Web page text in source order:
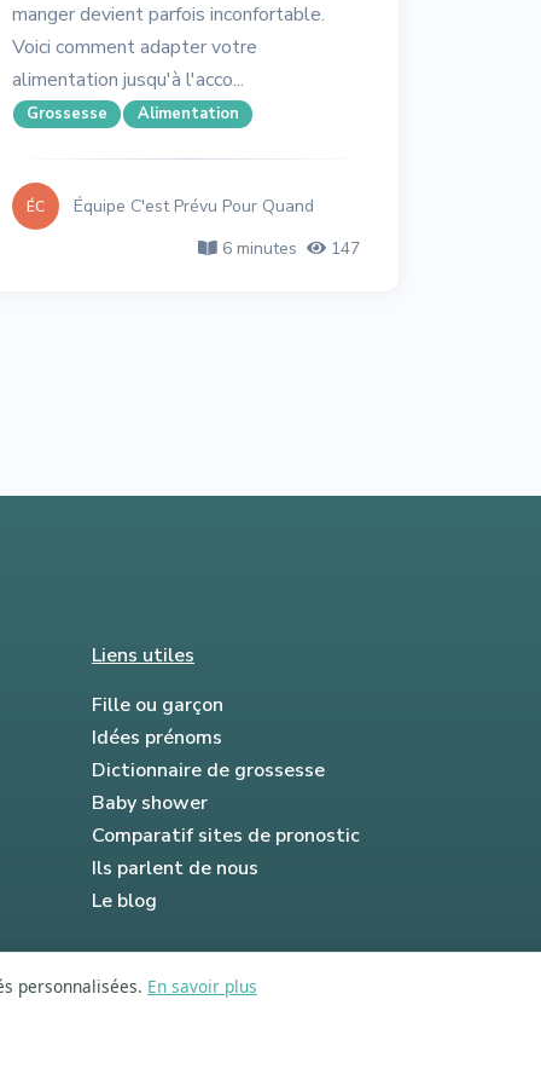
manger devient parfois inconfortable.
Voici comment adapter votre
alimentation jusqu'à l'acco...
Grossesse Alimentation
ÉC
Équipe C'est Prévu Pour Quand
6 minutes
147
Liens utiles
Fille ou garçon
Idées prénoms
Dictionnaire de grossesse
Baby shower
Comparatif sites de pronostic
Ils parlent de nous
Le blog
personnalisées. En savoir plus